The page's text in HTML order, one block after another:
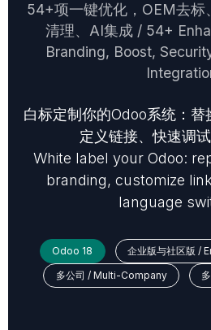
54+项一键优化，OEM去标
清理、AI集成 / 54+
Branding, Boost,
白标定制你的Odoo系统：替
定义链接、快速调
White label your Odoo:
branding, customize
language
Odoo 18
企业版与社区版 /
多公司 / Multi-Company